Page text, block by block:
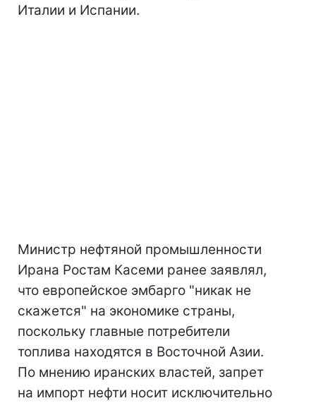
Италии и Испании.
Министр нефтяной промышленности
Ирана Ростам Касеми ранее заявлял,
что европейское эмбарго "никак не
скажется" на экономике страны,
поскольку главные потребители
топлива находятся в Восточной Азии.
По мнению иранских властей, запрет
на импорт нефти носит исключительно